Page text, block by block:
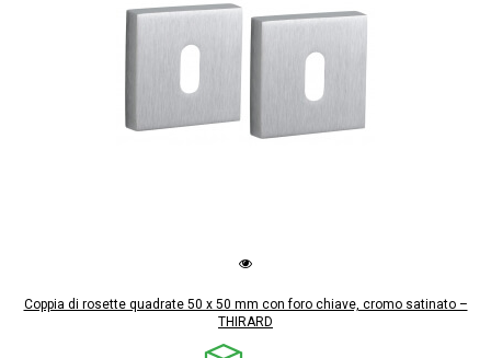
Coppia di rosette quadrate 50 x 50 mm con foro chiave, cromo satinato –
THIRARD